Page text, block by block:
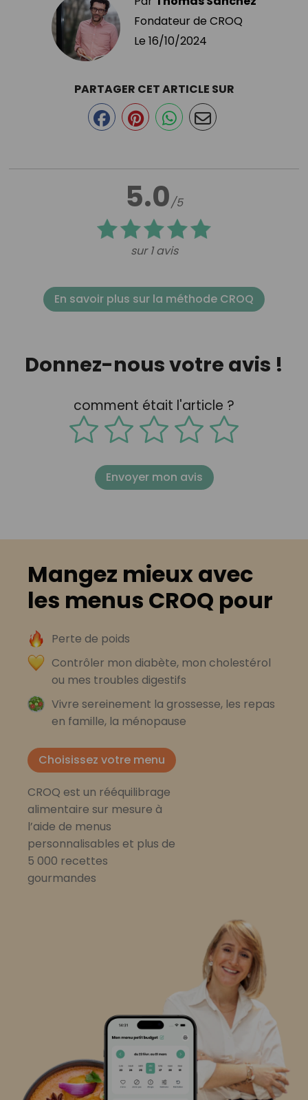
Fondateur de CROQ
Le 16/10/2024
5.0/5
sur 1 avis
PARTAGER CET ARTICLE SUR
En savoir plus sur la méthode CROQ
Donnez-nous votre avis !
comment était l'article ?
Envoyer mon avis
Mangez mieux avec
les menus CROQ pour
Perte de poids
Contrôler mon diabète, mon cholestérol
ou mes troubles digestifs
Vivre sereinement la grossesse, les repas
en famille, la ménopause
Choisissez votre menu
CROQ est un rééquilibrage
alimentaire sur mesure à
l’aide de menus
personnalisables et plus de
5 000 recettes
gourmandes